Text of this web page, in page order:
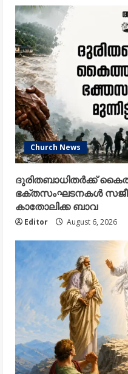
Church News
ദുരിതബാധിതർക്ക്
ഭക്തസംഘടനകൾ
കാതോലിക്ക ബാവ
Editor August 6, 2026